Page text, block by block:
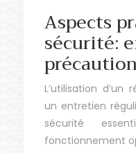
Aspects
sécurité:
L’utilisation d’un
un entretien
sécurité
fonctionnement